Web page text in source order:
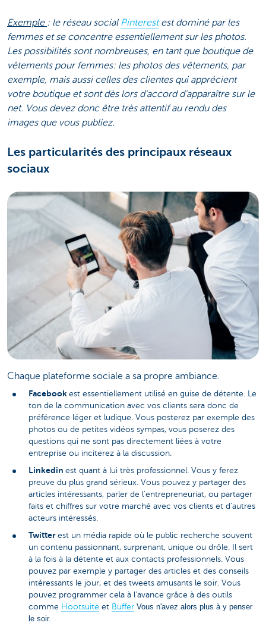
Exemple : le réseau social Pinterestest dominé par les
femmes et se concentre essentiellement sur les photos.
Les possibilités sont nombreuses, en tant que boutique de
vêtements pour femmes: les photos des vêtements, par
exemple, mais aussi celles des clientes qui apprécient
votre boutique et sont dès lors d'accord d'apparaître sur le
net. Vous devez donc être très attentif au rendu des
images que vous publiez.
Les particularités des principaux réseaux
sociaux
Chaque plateforme sociale a sa propre ambiance.
Facebook est essentiellement utilisé en guise de détente. Le
ton de la communication avec vos clients sera donc de
préférence léger et ludique. Vous posterez par exemple des
photos ou de petites vidéos sympas, vous poserez des
questions qui ne sont pas directement liées à votre
entreprise ou inciterez à la discussion.
Linkedin est quant à lui très professionnel. Vous y ferez
preuve du plus grand sérieux. Vous pouvez y partager des
articles intéressants, parler de l'entrepreneuriat, ou partager
faits et chiffres sur votre marché avec vos clients et d'autres
acteurs intéressés.
Twitter est un média rapide où le public recherche souvent
un contenu passionnant, surprenant, unique ou drôle. Il sert
à la fois à la détente et aux contacts professionnels. Vous
pouvez par exemple y partager des articles et des conseils
intéressants le jour, et des tweets amusants le soir. Vous
pouvez programmer cela à l'avance grâce à des outils
comme Hootsuite et Buffer Vous n'avez alors plus à y penser
le soir.